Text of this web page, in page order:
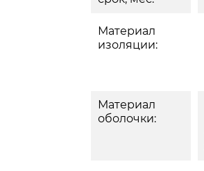
Материал
изоляции:
Материал
оболочки: